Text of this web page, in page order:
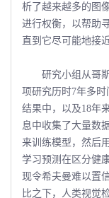
析了越来越多的图
进行权衡，以帮助
直到它尽可能地接
研究小组从哥斯
项研究历时7年多
结果中，以及18年
息中收集了大量数
来训练模型，然后
学习预测在区分健
现令希夫曼难以置
比之下，人类视觉